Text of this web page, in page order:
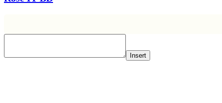
Insert